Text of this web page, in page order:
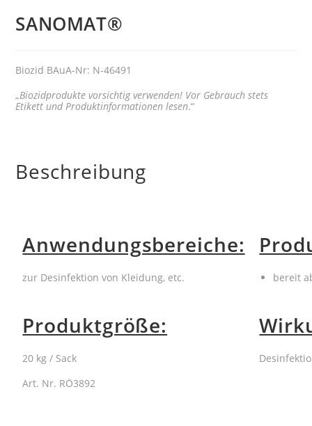
SANOMAT®
Biozid BAuA-Nr: N-46491
„Biozidprodukte vorsichtig verwenden! Vor Gebrauch stets
Etikett und Produktinformationen lesen.“
Beschreibung
Anwendungsbereiche:
zur Desinfektion von Kleidung, etc. bereit
Produktgröße:
20 kg / Sack
Art. Nr. RÖ3892